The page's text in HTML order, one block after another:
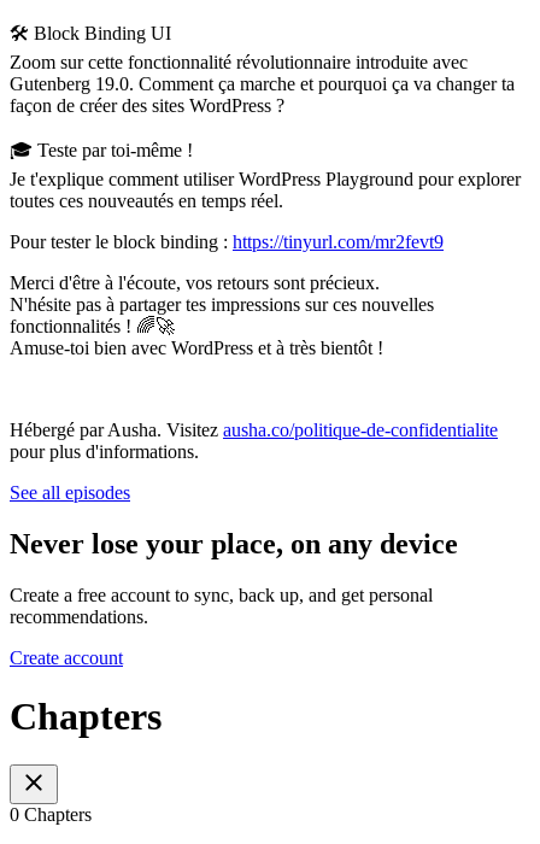
🛠️ Block Binding UI
Zoom sur cette fonctionnalité révolutionnaire introduite avec
Gutenberg 19.0. Comment ça marche et pourquoi ça va changer ta
façon de créer des sites WordPress ?
🎓 Teste par toi-même !
Je t'explique comment utiliser WordPress Playground pour explorer
toutes ces nouveautés en temps réel.
Pour tester le block binding : https://tinyurl.com/mr2fevt9
Merci d'être à l'écoute, vos retours sont précieux.
N'hésite pas à partager tes impressions sur ces nouvelles
fonctionnalités ! 🌈🚀
Amuse-toi bien avec WordPress et à très bientôt !
Hébergé par Ausha. Visitez ausha.co/politique-de-confidentialite
pour plus d'informations.
See all episodes
Never lose your place, on any device
Create a free account to sync, back up, and get personal
recommendations.
Create account
Chapters
0 Chapters